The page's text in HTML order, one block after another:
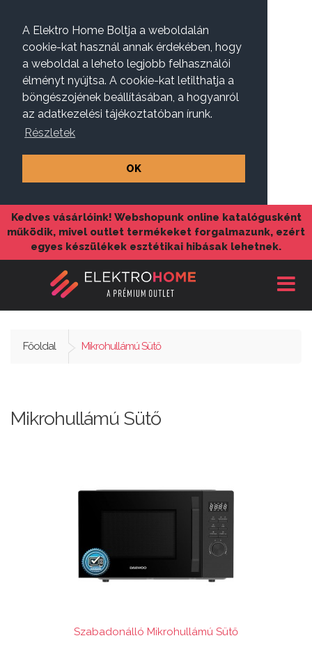
A Elektro Home Boltja a weboldalán
cookie-kat használ annak érdekében, hogy
a weboldal a leheto legjobb felhasználói
élményt nyújtsa. A cookie-kat letilthatja a
böngészojének beállításában, a hogyanról
az adatkezelési tájékoztatóban írunk.
Részletek
OK
Kedves vásárlóink! Webshopunk online katalógusként
működik, mivel outlet termékeket forgalmazunk, ezért
egyes készülékek esztétikai hibásak lehetnek.
Főoldal Mikrohullámú Sütő
Mikrohullámú Sütő
Szabadonálló Mikrohullámú Sütő